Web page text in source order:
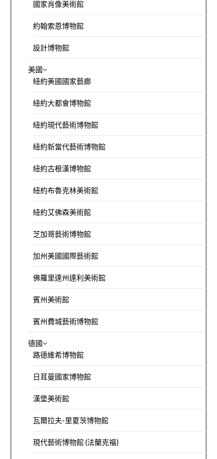
國家肖像美術館
約翰索恩博物館
設計博物館
美國
紐約美國國家藝廊
紐約大都會博物館
紐約現代藝術博物館
紐約新當代藝術博物館
紐約古根漢博物館
紐約布魯克林美術館
紐約艾佛森美術館
芝加哥藝術博物館
加州美國國際藝術館
佛羅里達州達利美術館
賓州美術館
賓州費城藝術博物館
德國
路德維希博物館
日耳曼國家博物館
漢堡美術館
瓦爾拉夫-里夏茨博物館
現代藝術博物館 (法蘭克福)